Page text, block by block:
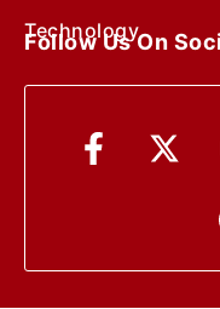
Technology
Follow Us On